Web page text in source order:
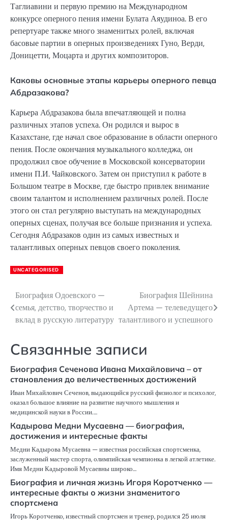
Таглиавини и первую премию на Международном
конкурсе оперного пения имени Булата Аяудиноа. В его
репертуаре также много знаменитых ролей, включая
басовые партии в оперных произведениях Гуно, Верди,
Доницетти, Моцарта и других композиторов.
Каковы основные этапы карьеры оперного певца
Абдразакова?
Карьера Абдразакова была впечатляющей и полна
различных этапов успеха. Он родился и вырос в
Казахстане, где начал свое образование в области оперного
пения. После окончания музыкального колледжа, он
продолжил свое обучение в Московской консерватории
имени П.И. Чайковского. Затем он приступил к работе в
Большом театре в Москве, где быстро привлек внимание
своим талантом и исполнением различных ролей. После
этого он стал регулярно выступать на международных
оперных сценах, получая все больше признания и успеха.
Сегодня Абдразаков один из самых известных и
талантливых оперных певцов своего поколения.
UNCATEGORISED
Навигация
по
Биография Одоевского —
семья, детство, творчество и
вклад в русскую литературу
Биография Шейнина
Артема — телеведущего
талантливого и успешного
Связанные записи
Биография Сеченова Ивана Михайловича – от
становления до величественных достижений
Иван Михайлович Сеченов, выдающийся русский физиолог и психолог,
оказал большое влияние на развитие научного мышления и
медицинской науки в России.…
Кадырова Медни Мусаевна — биография,
достижения и интересные факты
Медни Кадырова Мусаевна — известная российская спортсменка,
заслуженный мастер спорта, олимпийская чемпионка в легкой атлетике.
Имя Медни Кадыровой Мусаевны широко…
Биография и личная жизнь Игоря Коротченко —
интересные факты о жизни знаменитого
спортсмена
Игорь Коротченко, известный спортсмен и тренер, родился 25 июля